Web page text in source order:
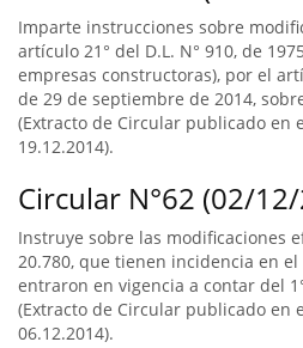
Imparte instrucciones sobre
artículo 21° del D.L. N° 910, de
empresas constructoras), por el
de 29 de septiembre de 2014,
(Extracto de Circular publicado en
19.12.2014).
Circular N°62 (02/
Instruye sobre las modificaciones
20.780, que tienen incidencia en
entraron en vigencia a contar del
(Extracto de Circular publicado en
06.12.2014).